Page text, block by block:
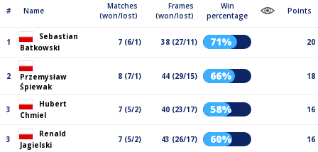
# Name
Matches
(won/lost)
Frames
(won/lost)
Win
percentage
Points
1
Sebastian
Batkowski
7 (6/1) 38 (27/11) 71% 20
2
Przemysław
Śpiewak
8 (7/1) 44 (29/15) 66% 18
3
Hubert
Chmiel
7 (5/2) 40 (23/17) 58% 16
3
Renald
Jagielski
7 (5/2) 43 (26/17) 60% 16